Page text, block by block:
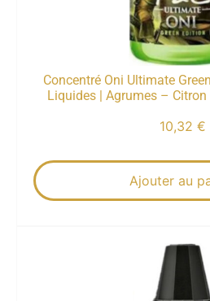
Concentré Oni Ultimate
Liquides | Agrumes –
10,32 €
Ajouter au